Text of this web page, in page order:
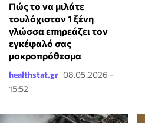
⁠Πώς το να μιλάτε
τουλάχιστον 1 ξένη
γλώσσα επηρεάζει τον
εγκέφαλό σας
μακροπρόθεσμα
healthstat.gr 08.05.2026 -
15:52